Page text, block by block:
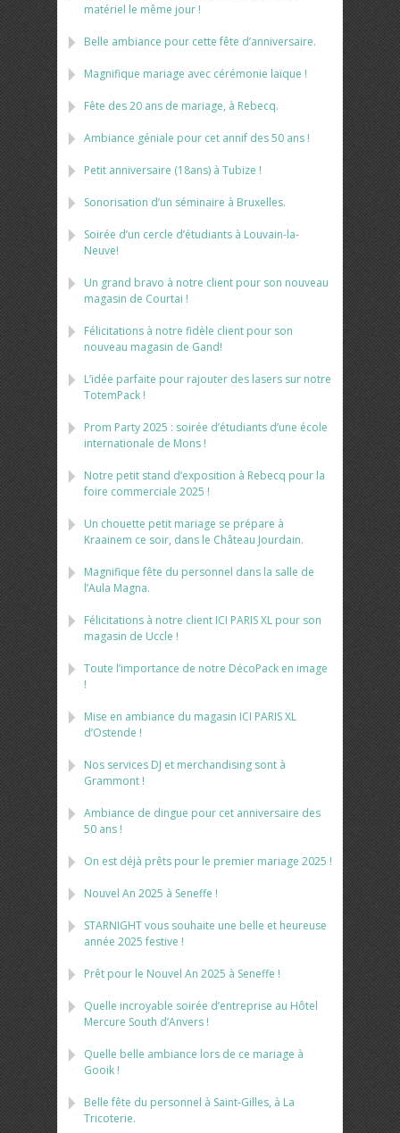
matériel le même jour !
Belle ambiance pour cette fête d’anniversaire.
Magnifique mariage avec cérémonie laïque !
Fête des 20 ans de mariage, à Rebecq.
Ambiance géniale pour cet annif des 50 ans !
Petit anniversaire (18ans) à Tubize !
Sonorisation d’un séminaire à Bruxelles.
Soirée d’un cercle d’étudiants à Louvain-la-
Neuve!
Un grand bravo à notre client pour son nouveau
magasin de Courtai !
Félicitations à notre fidèle client pour son
nouveau magasin de Gand!
L’idée parfaite pour rajouter des lasers sur notre
TotemPack !
Prom Party 2025 : soirée d’étudiants d’une école
internationale de Mons !
Notre petit stand d’exposition à Rebecq pour la
foire commerciale 2025 !
Un chouette petit mariage se prépare à
Kraainem ce soir, dans le Château Jourdain.
Magnifique fête du personnel dans la salle de
l’Aula Magna.
Félicitations à notre client ICI PARIS XL pour son
magasin de Uccle !
Toute l’importance de notre DécoPack en image
!
Mise en ambiance du magasin ICI PARIS XL
d’Ostende !
Nos services DJ et merchandising sont à
Grammont !
Ambiance de dingue pour cet anniversaire des
50 ans !
On est déjà prêts pour le premier mariage 2025 !
Nouvel An 2025 à Seneffe !
STARNIGHT vous souhaite une belle et heureuse
année 2025 festive !
Prêt pour le Nouvel An 2025 à Seneffe !
Quelle incroyable soirée d’entreprise au Hôtel
Mercure South d’Anvers !
Quelle belle ambiance lors de ce mariage à
Gooik !
Belle fête du personnel à Saint-Gilles, à La
Tricoterie.